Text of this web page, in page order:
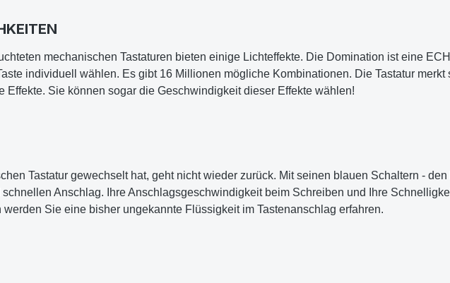
mechanischen Tastaturen bieten einige Lichteffekte. Die Domination ist eine
individuell wählen. Es gibt 16 Millionen mögliche Kombinationen. Die Tastatur
Effekte. Sie können sogar die Geschwindigkeit dieser Effekte wählen!
Tastatur gewechselt hat, geht nicht wieder zurück. Mit seinen blauen Schaltern -
Anschlag. Ihre Anschlagsgeschwindigkeit beim Schreiben und Ihre
Sie eine bisher ungekannte Flüssigkeit im Tastenanschlag erfahren.